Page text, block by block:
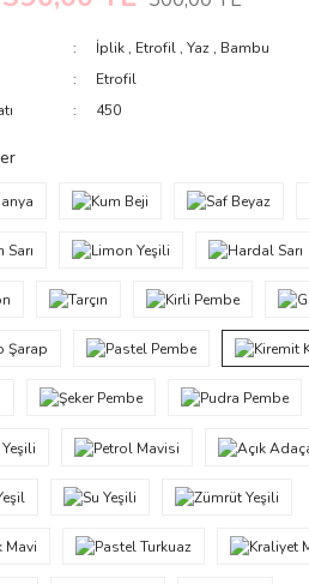
İplik , Etrofil,Yaz , Bambu
Etrofil
450